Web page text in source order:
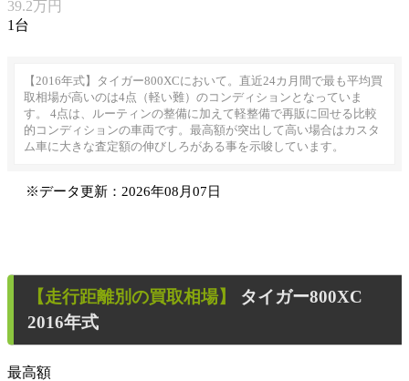
39.2万円
1台
【2016年式】タイガー800XCにおいて。直近24カ月間で最も平均買
取相場が高いのは4点（軽い難）のコンディションとなっていま
す。 4点は、ルーティンの整備に加えて軽整備で再販に回せる比較
的コンディションの車両です。最高額が突出して高い場合はカスタ
ム車に大きな査定額の伸びしろがある事を示唆しています。
※データ更新：2026年08月07日
【走行距離別の買取相場】
タイガー800XC
2016年式
最高額